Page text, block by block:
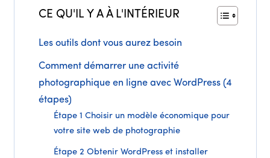
CE QU'IL Y A À L'INTÉRIEUR
Les outils dont vous aurez besoin
Comment démarrer une activité
photographique en ligne avec WordPress (4
étapes)
Étape 1 Choisir un modèle économique pour
votre site web de photographie
Étape 2 Obtenir WordPress et installer